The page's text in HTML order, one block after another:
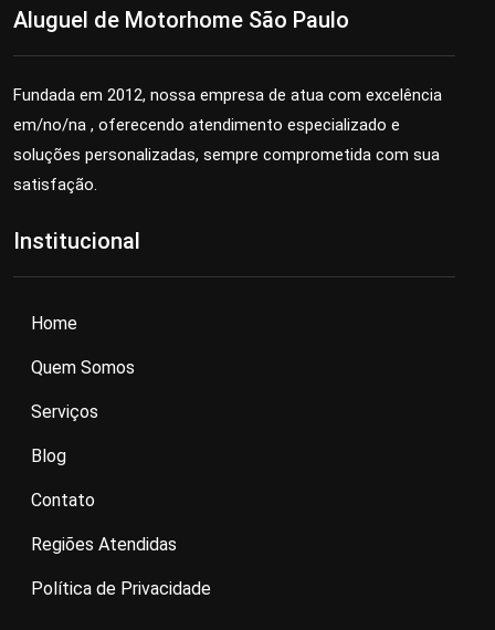
Aluguel de Motorhome São Paulo
Fundada em 2012, nossa empresa de atua com excelência
em/no/na , oferecendo atendimento especializado e
soluções personalizadas, sempre comprometida com sua
satisfação.
Institucional
Home
Quem Somos
Serviços
Blog
Contato
Regiões Atendidas
Política de Privacidade